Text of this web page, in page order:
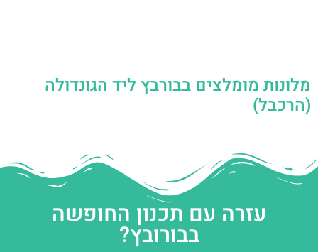
מלונות מומלצים בבורבץ ליד הגונדולה
(הרכבל)
עזרה עם תכנון החופשה
בבורובץ?